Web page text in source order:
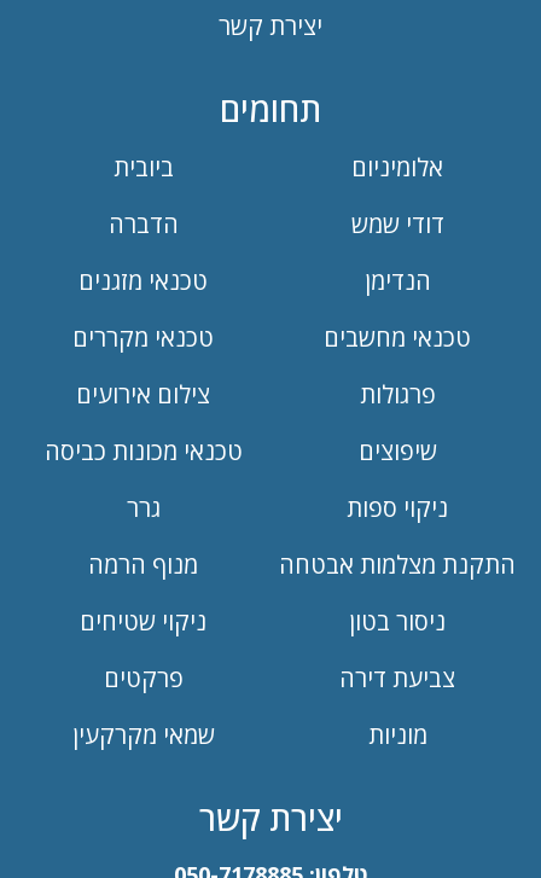
יצירת קשר
תחומים
אלומיניום
ביובית
דודי שמש
הדברה
הנדימן
טכנאי מזגנים
טכנאי מחשבים
טכנאי מקררים
פרגולות
צילום אירועים
שיפוצים
טכנאי מכונות כביסה
ניקוי ספות
גרר
התקנת מצלמות אבטחה
מנוף הרמה
ניסור בטון
ניקוי שטיחים
צביעת דירה
פרקטים
מוניות
שמאי מקרקעין
יצירת קשר